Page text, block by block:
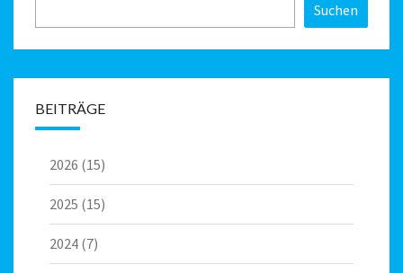
Suchen
BEITRÄGE
2026 (15)
2025 (15)
2024 (7)